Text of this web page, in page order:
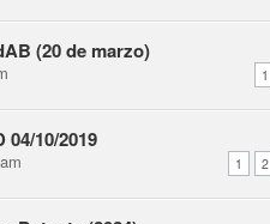
(20 de marzo)
1
10/2019
1 2